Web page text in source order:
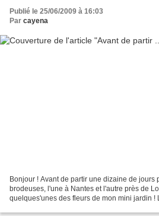
Publié le 25/06/2009 à 16:03
Par cayena
Bonjour ! Avant de partir une dizaine de jours
brodeuses, l'une à Nantes et l'autre près de
quelques'unes des fleurs de mon mini jardin !